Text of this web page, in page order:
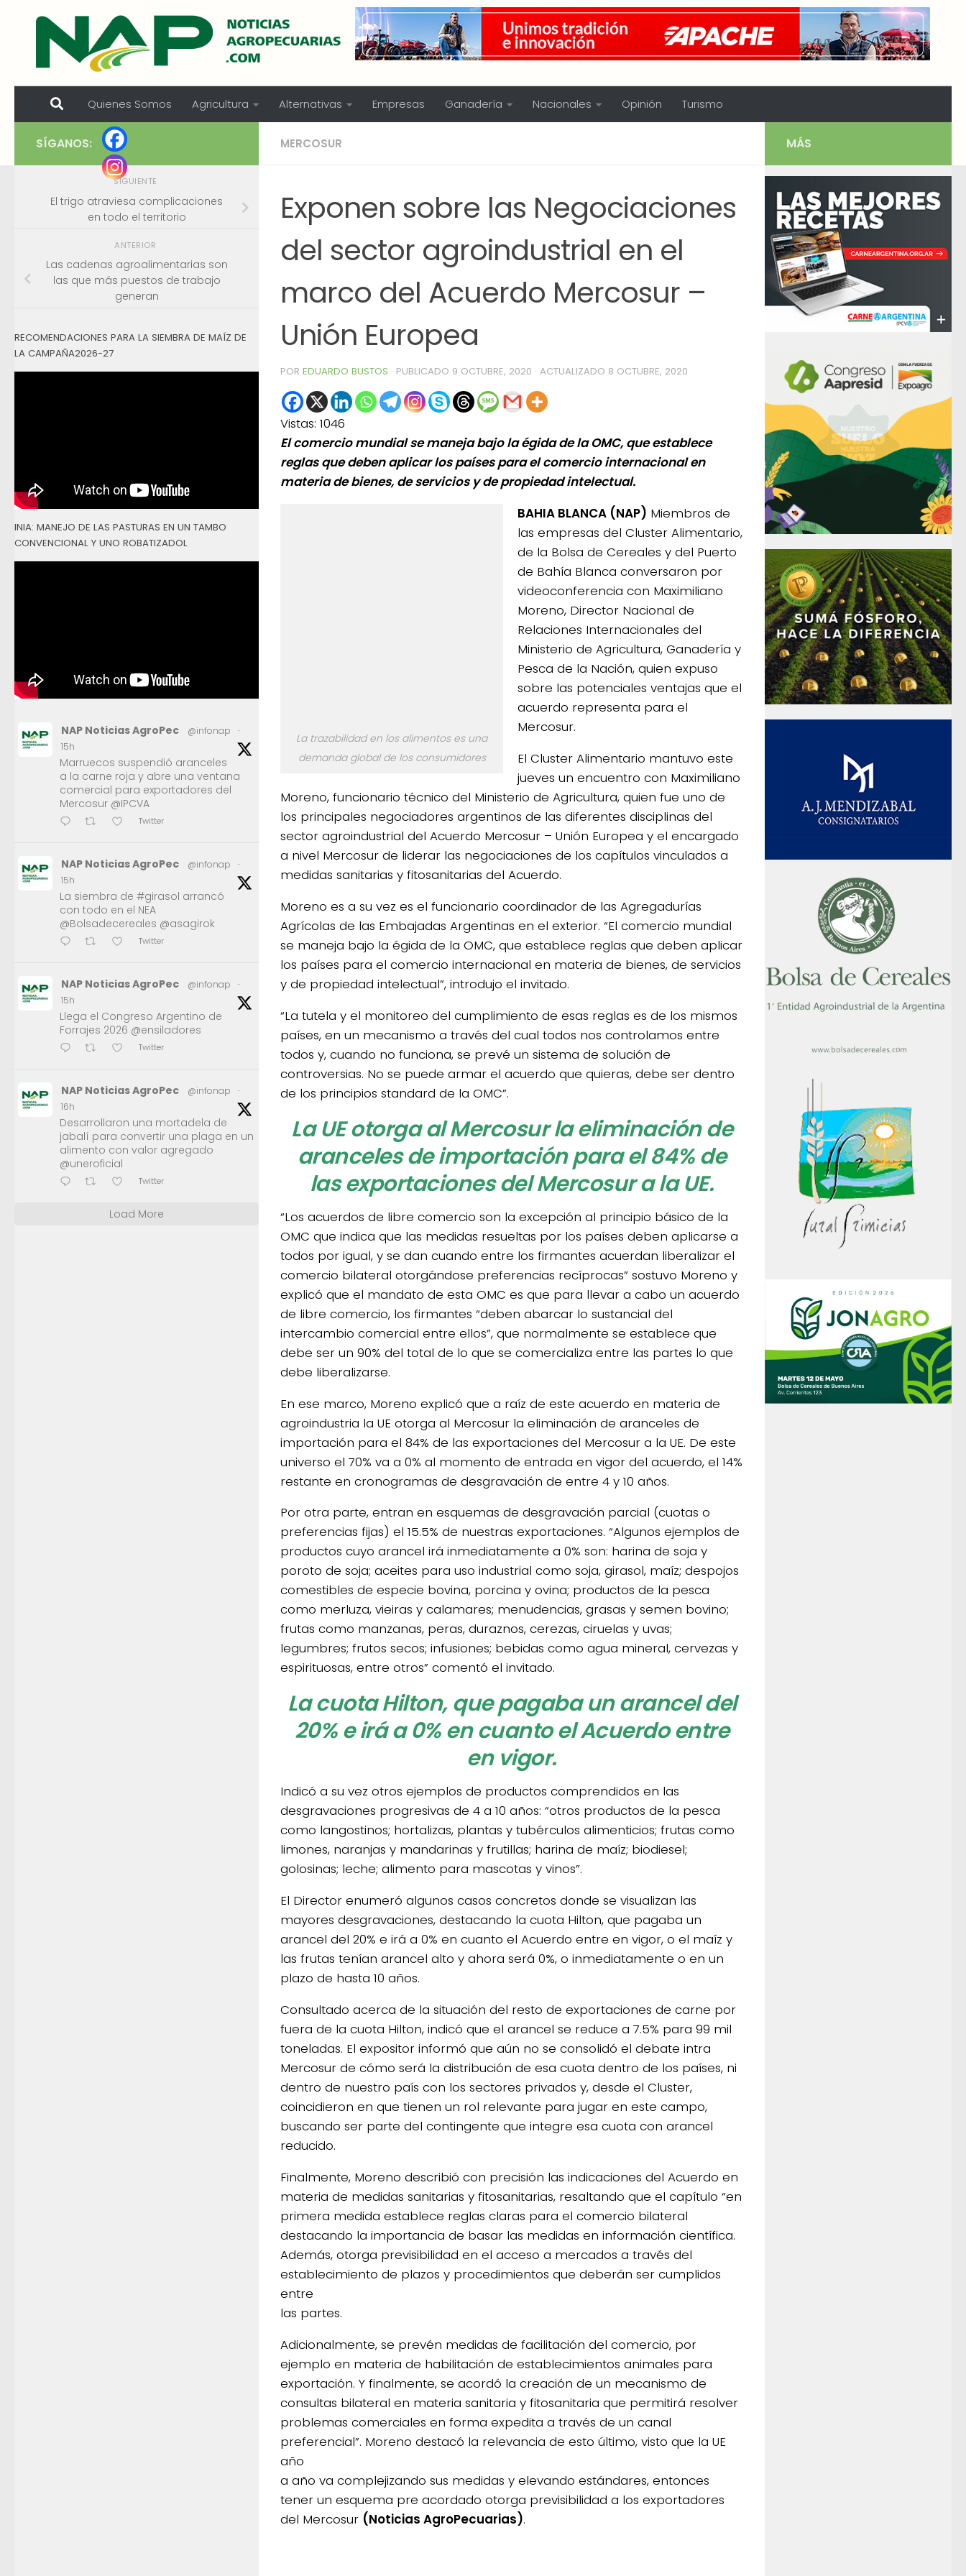
Skip to content
Quienes Somos Agricultura Alternativas Empresas Ganadería Nacionales Opinión Turismo
MERCOSUR
Exponen sobre las Negociaciones
del sector agroindustrial en el
marco del Acuerdo Mercosur –
Unión Europea
POR EDUARDO BUSTOS · PUBLICADO 9 OCTUBRE, 2020 · ACTUALIZADO 8 OCTUBRE, 2020
Vistas: 1046
El comercio mundial se maneja bajo la égida de la OMC, que establece
reglas que deben aplicar los países para el comercio internacional en
materia de bienes, de servicios y de propiedad intelectual.
La trazabilidad en los alimentos es una
demanda global de los consumidores
BAHIA BLANCA (NAP) Miembros de
las empresas del Cluster Alimentario,
de la Bolsa de Cereales y del Puerto
de Bahía Blanca conversaron por
videoconferencia con Maximiliano
Moreno, Director Nacional de
Relaciones Internacionales del
Ministerio de Agricultura, Ganadería y
Pesca de la Nación, quien expuso
sobre las potenciales ventajas que el
acuerdo representa para el
Mercosur.
El Cluster Alimentario mantuvo este
jueves un encuentro con Maximiliano
Moreno, funcionario técnico del Ministerio de Agricultura, quien fue uno de
los principales negociadores argentinos de las diferentes disciplinas del
sector agroindustrial del Acuerdo Mercosur – Unión Europea y el encargado
a nivel Mercosur de liderar las negociaciones de los capítulos vinculados a
medidas sanitarias y fitosanitarias del Acuerdo.
Moreno es a su vez es el funcionario coordinador de las Agregadurías
Agrícolas de las Embajadas Argentinas en el exterior. “El comercio mundial
se maneja bajo la égida de la OMC, que establece reglas que deben aplicar
los países para el comercio internacional en materia de bienes, de servicios
y de propiedad intelectual”, introdujo el invitado.
“La tutela y el monitoreo del cumplimiento de esas reglas es de los mismos
países, en un mecanismo a través del cual todos nos controlamos entre
todos y, cuando no funciona, se prevé un sistema de solución de
controversias. No se puede armar el acuerdo que quieras, debe ser dentro
de los principios standard de la OMC”.
La UE otorga al Mercosur la eliminación de
aranceles de importación para el 84% de
las exportaciones del Mercosur a la UE.
“Los acuerdos de libre comercio son la excepción al principio básico de la
OMC que indica que las medidas resueltas por los países deben aplicarse a
todos por igual, y se dan cuando entre los firmantes acuerdan liberalizar el
comercio bilateral otorgándose preferencias recíprocas” sostuvo Moreno y
explicó que el mandato de esta OMC es que para llevar a cabo un acuerdo
de libre comercio, los firmantes “deben abarcar lo sustancial del
intercambio comercial entre ellos”, que normalmente se establece que
debe ser un 90% del total de lo que se comercializa entre las partes lo que
debe liberalizarse.
En ese marco, Moreno explicó que a raíz de este acuerdo en materia de
agroindustria la UE otorga al Mercosur la eliminación de aranceles de
importación para el 84% de las exportaciones del Mercosur a la UE. De este
universo el 70% va a 0% al momento de entrada en vigor del acuerdo, el 14%
restante en cronogramas de desgravación de entre 4 y 10 años.
Por otra parte, entran en esquemas de desgravación parcial (cuotas o
preferencias fijas) el 15.5% de nuestras exportaciones. “Algunos ejemplos de
productos cuyo arancel irá inmediatamente a 0% son: harina de soja y
poroto de soja; aceites para uso industrial como soja, girasol, maíz; despojos
comestibles de especie bovina, porcina y ovina; productos de la pesca
como merluza, vieiras y calamares; menudencias, grasas y semen bovino;
frutas como manzanas, peras, duraznos, cerezas, ciruelas y uvas;
legumbres; frutos secos; infusiones; bebidas como agua mineral, cervezas y
espirituosas, entre otros” comentó el invitado.
La cuota Hilton, que pagaba un arancel del
20% e irá a 0% en cuanto el Acuerdo entre
en vigor.
Indicó a su vez otros ejemplos de productos comprendidos en las
desgravaciones progresivas de 4 a 10 años: “otros productos de la pesca
como langostinos; hortalizas, plantas y tubérculos alimenticios; frutas como
limones, naranjas y mandarinas y frutillas; harina de maíz; biodiesel;
golosinas; leche; alimento para mascotas y vinos”.
El Director enumeró algunos casos concretos donde se visualizan las
mayores desgravaciones, destacando la cuota Hilton, que pagaba un
arancel del 20% e irá a 0% en cuanto el Acuerdo entre en vigor, o el maíz y
las frutas tenían arancel alto y ahora será 0%, o inmediatamente o en un
plazo de hasta 10 años.
Consultado acerca de la situación del resto de exportaciones de carne por
fuera de la cuota Hilton, indicó que el arancel se reduce a 7.5% para 99 mil
toneladas. El expositor informó que aún no se consolidó el debate intra
Mercosur de cómo será la distribución de esa cuota dentro de los países, ni
dentro de nuestro país con los sectores privados y, desde el Cluster,
coincidieron en que tienen un rol relevante para jugar en este campo,
buscando ser parte del contingente que integre esa cuota con arancel
reducido.
Finalmente, Moreno describió con precisión las indicaciones del Acuerdo en
materia de medidas sanitarias y fitosanitarias, resaltando que el capítulo “en
primera medida establece reglas claras para el comercio bilateral
destacando la importancia de basar las medidas en información científica.
Además, otorga previsibilidad en el acceso a mercados a través del
establecimiento de plazos y procedimientos que deberán ser cumplidos
entre
las partes.
Adicionalmente, se prevén medidas de facilitación del comercio, por
ejemplo en materia de habilitación de establecimientos animales para
exportación. Y finalmente, se acordó la creación de un mecanismo de
consultas bilateral en materia sanitaria y fitosanitaria que permitirá resolver
problemas comerciales en forma expedita a través de un canal
preferencial”. Moreno destacó la relevancia de esto último, visto que la UE
año
a año va complejizando sus medidas y elevando estándares, entonces
tener un esquema pre acordado otorga previsibilidad a los exportadores
del Mercosur (Noticias AgroPecuarias).
SÍGANOS:
SIGUIENTE
El trigo atraviesa complicaciones
en todo el territorio
ANTERIOR
Las cadenas agroalimentarias son
las que más puestos de trabajo
generan
RECOMENDACIONES PARA LA SIEMBRA DE MAÍZ DE
LA CAMPAÑA2026-27
INIA: MANEJO DE LAS PASTURAS EN UN TAMBO
CONVENCIONAL Y UNO ROBATIZADOL
NAP Noticias AgroPec @infonap
·
15h
Marruecos suspendió aranceles
a la carne roja y abre una ventana
comercial para exportadores del
Mercosur @IPCVA
Twitter
NAP Noticias AgroPec @infonap
·
15h
La siembra de #girasol arrancó
con todo en el NEA
@Bolsadecereales @asagirok
Twitter
NAP Noticias AgroPec @infonap
·
15h
Llega el Congreso Argentino de
Forrajes 2026 @ensiladores
Twitter
NAP Noticias AgroPec @infonap
·
16h
Desarrollaron una mortadela de
jabalí para convertir una plaga en un
alimento con valor agregado
@uneroficial
Twitter
Load More
MÁS